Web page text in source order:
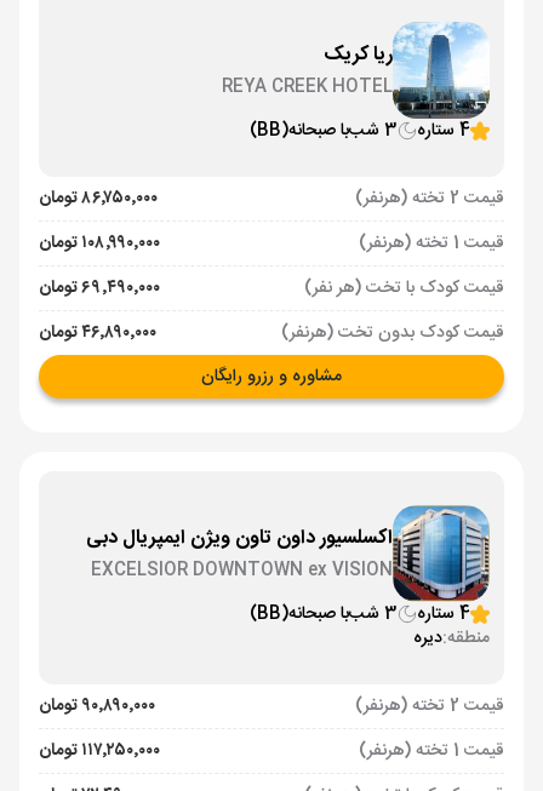
ریا کریک
REYA CREEK HOTEL
4 ستاره
3 شب با صبحانه(BB)
قیمت 2 تخته (هرنفر)
۸۶٬۷۵۰٬۰۰۰ تومان
قیمت 1 تخته (هرنفر)
۱۰۸٬۹۹۰٬۰۰۰ تومان
قیمت کودک با تخت (هر نفر)
۶۹٬۴۹۰٬۰۰۰ تومان
قیمت کودک بدون تخت (هرنفر)
۴۶٬۸۹۰٬۰۰۰ تومان
مشاوره و رزرو رایگان
اکسلسیور داون تاون ویژن ایمپریال دبی
EXCELSIOR DOWNTOWN ex VISION
4 ستاره 3 شب با صبحانه(BB)
منطقه:دیره
قیمت 2 تخته (هرنفر)
۹۰٬۸۹۰٬۰۰۰ تومان
قیمت 1 تخته (هرنفر)
۱۱۷٬۲۵۰٬۰۰۰ تومان